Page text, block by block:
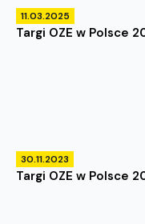
11.03.2025
Targi OZE w Polsce
30.11.2023
Targi OZE w Polsce